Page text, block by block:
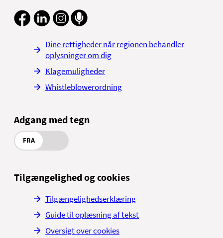
Dine rettigheder når regionen behandler
oplysninger om dig
Klagemuligheder
Whistleblowerordning
Adgang med tegn
FRA
Tilgængelighed og cookies
Tilgængelighedserklæring
Guide til oplæsning af tekst
Oversigt over cookies